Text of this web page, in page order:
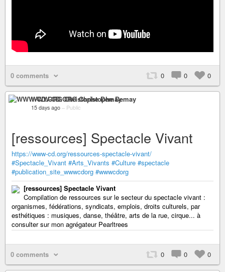
0 comments 0 0 0
WWW-CD.ORG Christophe Demay
15 days ago – Public
[ressources] Spectacle Vivant
https://www-cd.org/ressources-spectacle-vivant/
#Spectacle_Vivant #Arts_Vivants #Culture #spectacle
#publication_site_wwwcdorg #wwwcdorg
[ressources] Spectacle Vivant
Compilation de ressources sur le secteur du spectacle vivant :
organismes, fédérations, syndicats, emplois, droits culturels, par
esthétiques : musiques, danse, théâtre, arts de la rue, cirque... à
consulter sur mon agrégateur Pearltrees
0 comments 0 0 0